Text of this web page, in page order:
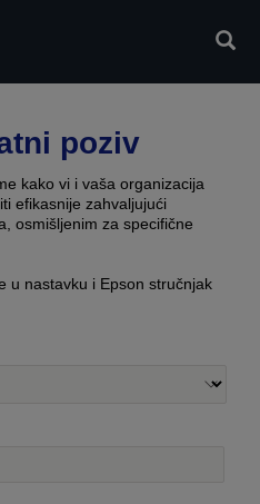
poziv
kako vi i vaša organizacija
efikasnije zahvaljujući
osmišljenim za specifične
u nastavku i Epson stručnjak